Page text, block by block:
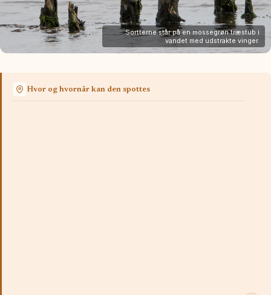
Sortterne står på en mossegrøn træstub i
vandet med udstrakte vinger.
Hvor og hvornår kan den spottes